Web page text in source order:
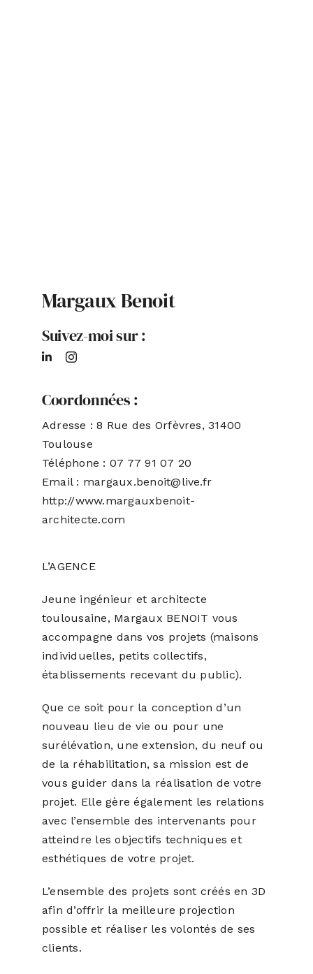
Margaux Benoit
Suivez-moi sur :
Coordonnées :
Adresse : 8 Rue des Orfèvres, 31400
Toulouse
Téléphone : 07 77 91 07 20
Email : margaux.benoit@live.fr
http://www.margauxbenoit-
architecte.com
L’AGENCE
Jeune ingénieur et architecte
toulousaine, Margaux BENOIT vous
accompagne dans vos projets (maisons
individuelles, petits collectifs,
établissements recevant du public).
Que ce soit pour la conception d’un
nouveau lieu de vie ou pour une
surélévation, une extension, du neuf ou
de la réhabilitation, sa mission est de
vous guider dans la réalisation de votre
projet. Elle gère également les relations
avec l’ensemble des intervenants pour
atteindre les objectifs techniques et
esthétiques de votre projet.
L’ensemble des projets sont créés en 3D
afin d’offrir la meilleure projection
possible et réaliser les volontés de ses
clients.